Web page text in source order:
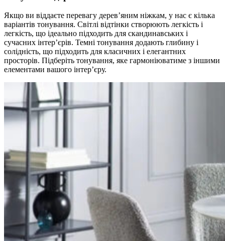
Якщо ви віддаєте перевагу дерев’яним ніжкам, у нас є кілька
варіантів тонування. Світлі відтінки створюють легкість і
легкість, що ідеально підходить для скандинавських і
сучасних інтер’єрів. Темні тонування додають глибину і
солідність, що підходить для класичних і елегантних
просторів. Підберіть тонування, яке гармоніюватиме з іншими
елементами вашого інтер’єру.